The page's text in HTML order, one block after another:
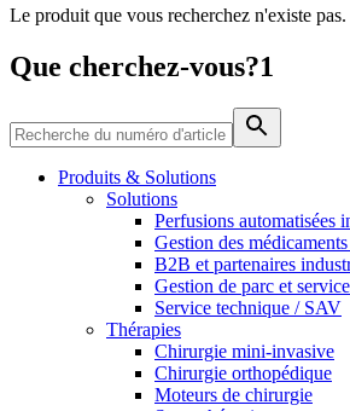
Catalogue de produits
Trouvez le produit que vous
de produits B. Braun avec notre
Média
Contactez-nous
Le produit que vous recherchez n'existe pas.
Que cherchez-vous?1
Produits & Solutions
Solutions
Perfusions automatisées
Gestion des
B2B et partenaires
Gestion de parc et
Service technique / SAV
Thérapies
Chirurgie mini-invasive
Chirurgie orthopédique
Moteurs de chirurgie